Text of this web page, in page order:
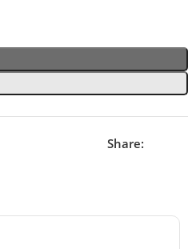
Share: